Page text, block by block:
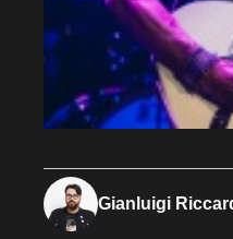
Gianluigi